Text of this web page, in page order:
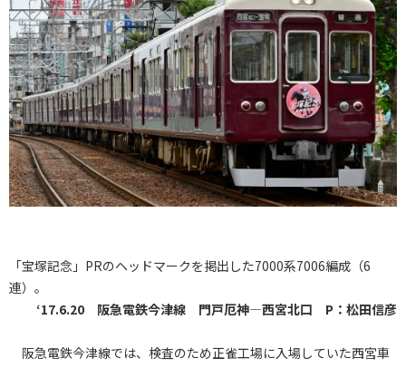
「宝塚記念」PRのヘッドマークを掲出した7000系7006編成（6
連）。
‘17.6.20 阪急電鉄今津線 門戸厄神―西宮北口 P：松田信彦
阪急電鉄今津線では、検査のため正雀工場に入場していた西宮車